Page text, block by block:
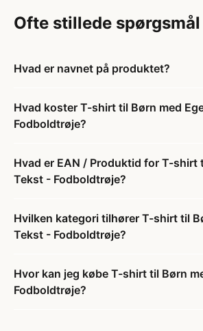
Ofte stillede spørgsmål
Hvad er navnet på produktet?
Hvad koster T-shirt til Børn med
Fodboldtrøje?
Hvad er EAN / Produktid for T-shirt
Tekst - Fodboldtrøje?
Hvilken kategori tilhører T-shirt til
Tekst - Fodboldtrøje?
Hvor kan jeg købe T-shirt til Børn
Fodboldtrøje?